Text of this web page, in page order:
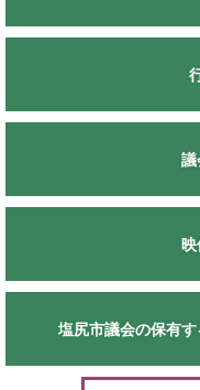
議
映
塩尻市議会の保有